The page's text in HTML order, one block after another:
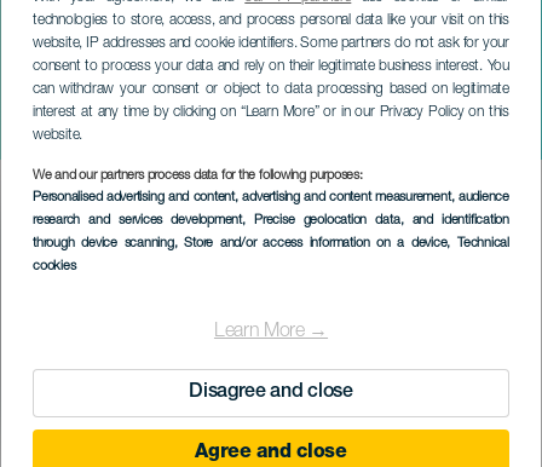
technologies to store, access, and process personal data like your visit on this
website, IP addresses and cookie identifiers. Some partners do not ask for your
consent to process your data and rely on their legitimate business interest. You
can withdraw your consent or object to data processing based on legitimate
interest at any time by clicking on “Learn More” or in our Privacy Policy on this
website.
We and our partners process data for the following purposes:
Personalised advertising and content, advertising and content measurement, audience
research and services development, Precise geolocation data, and identification
through device scanning, Store and/or access information on a device, Technical
cookies
Learn More →
Disagree and close
Agree and close
Triazzolla
GRÃ-CANÁRIA
Imagen
Listado